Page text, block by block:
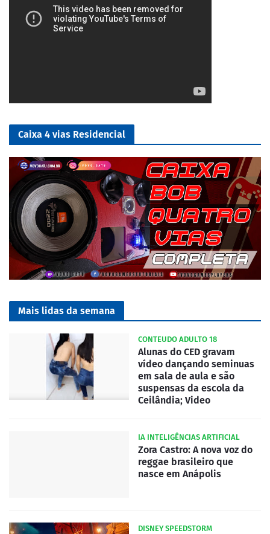
Caixa 4 vias Residencial
Mais lidas da semana
CONTEUDO ADULTO 18
Alunas do CED gravam
vídeo dançando seminuas
em sala de aula e são
suspensas da escola da
Ceilândia; Video
IA INTELIGÊNCIAS ARTIFICIAL
Zora Castro: A nova voz do
reggae brasileiro que
nasce em Anápolis
DISNEY SPEEDSTORM